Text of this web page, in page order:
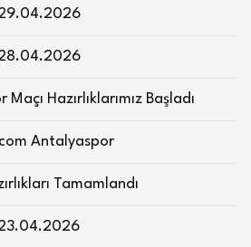
29.04.2026
28.04.2026
Hazırlıklarımız Başladı
Antalyaspor
Tamamlandı